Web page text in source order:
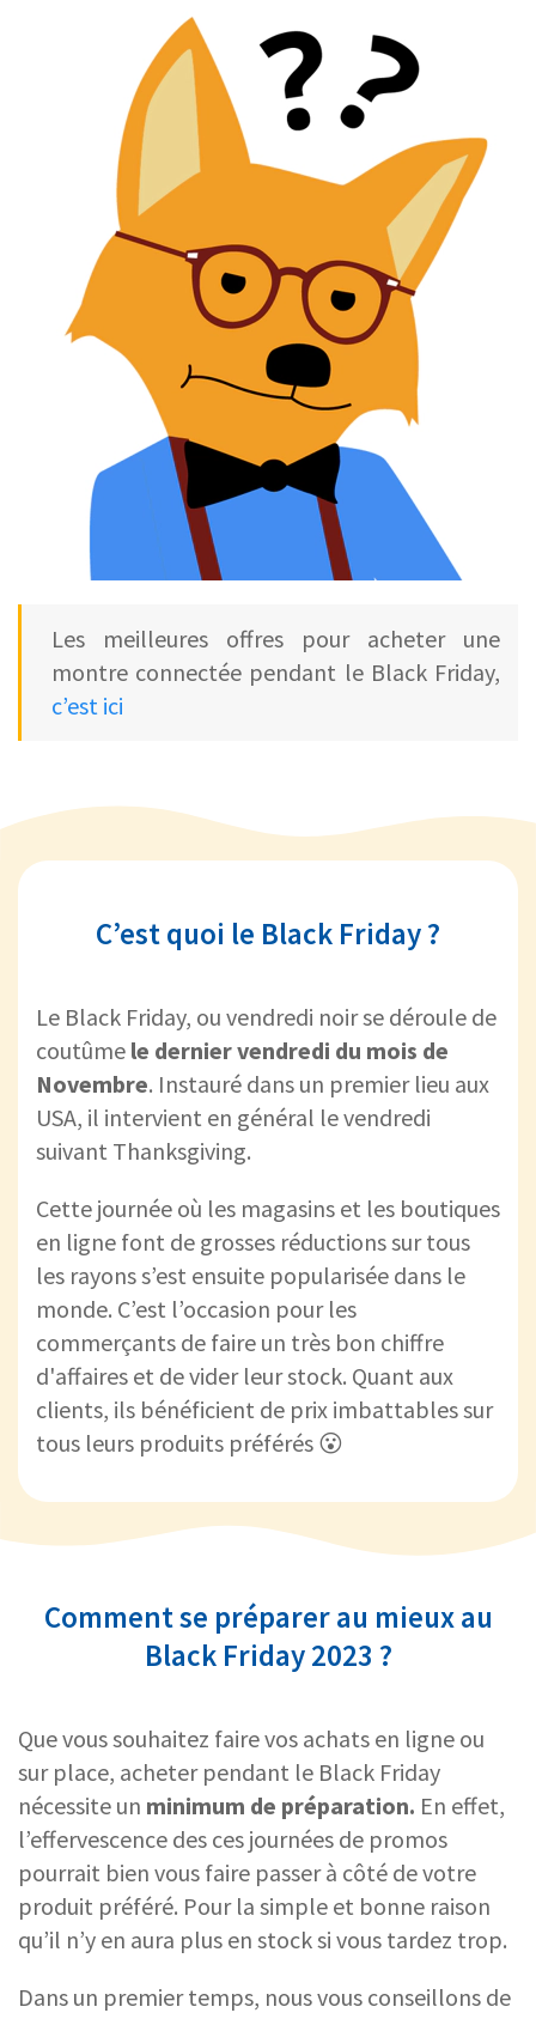
Les meilleures offres pour acheter une
montre connectée pendant le Black Friday,
c’est ici
C’est quoi le Black Friday ?
Le Black Friday, ou vendredi noir se déroule de
coutûme le dernier vendredi du mois de
Novembre. Instauré dans un premier lieu aux
USA, il intervient en général le vendredi
suivant Thanksgiving.
Cette journée où les magasins et les boutiques
en ligne font de grosses réductions sur tous
les rayons s’est ensuite popularisée dans le
monde. C’est l’occasion pour les
commerçants de faire un très bon chiffre
d'affaires et de vider leur stock. Quant aux
clients, ils bénéficient de prix imbattables sur
tous leurs produits préférés 😮
Comment se préparer au mieux au
Black Friday 2023 ?
Que vous souhaitez faire vos achats en ligne ou
sur place, acheter pendant le Black Friday
nécessite un minimum de préparation. En effet,
l’effervescence des ces journées de promos
pourrait bien vous faire passer à côté de votre
produit préféré. Pour la simple et bonne raison
qu’il n’y en aura plus en stock si vous tardez trop.
Dans un premier temps, nous vous conseillons de